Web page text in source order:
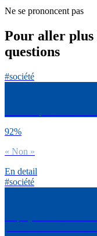
Ne se prononcent pas
Pour aller plus
questions
#société
92%
« Non »
En detail
#société